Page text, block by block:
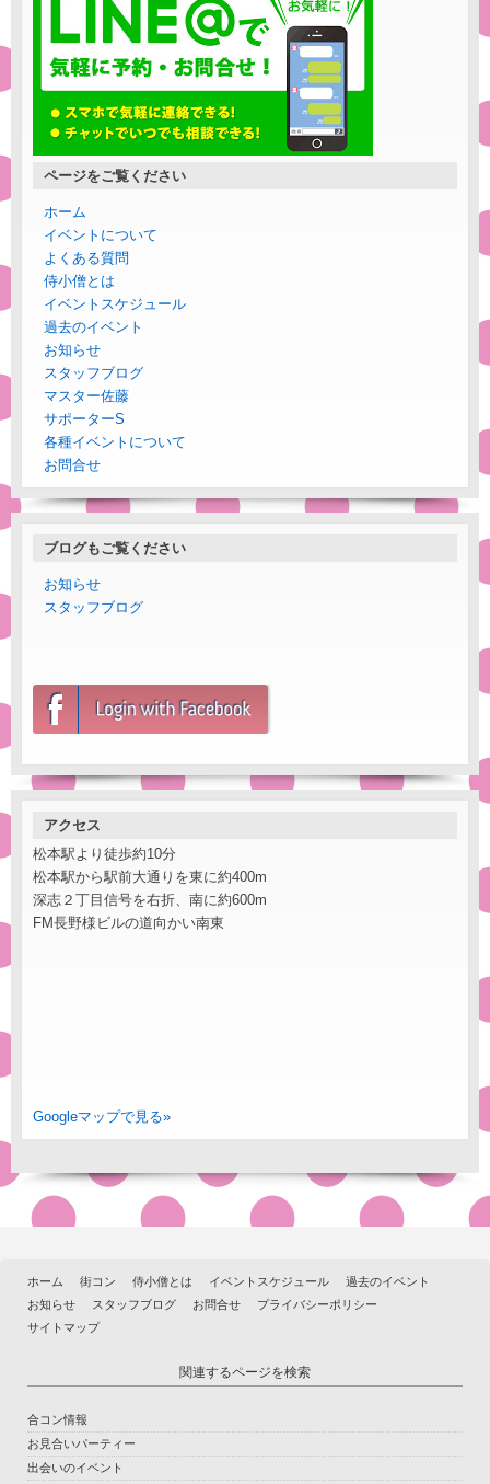
ページをご覧ください
ホーム
イベントについて
よくある質問
侍小僧とは
イベントスケジュール
過去のイベント
お知らせ
スタッフブログ
マスター佐藤
サポーターS
各種イベントについて
お問合せ
ブログもご覧ください
お知らせ
スタッフブログ
アクセス
松本駅より徒歩約10分
松本駅から駅前大通りを東に約400m
深志２丁目信号を右折、南に約600m
FM長野様ビルの道向かい南東
Googleマップで見る»
ホーム 街コン 侍小僧とは イベントスケジュール
過去のイベント
お知らせ
スタッフブログ お問合せ
プライバシーポリシー
サイトマップ
関連するページを検索
合コン情報
お見合いパーティー
出会いのイベント